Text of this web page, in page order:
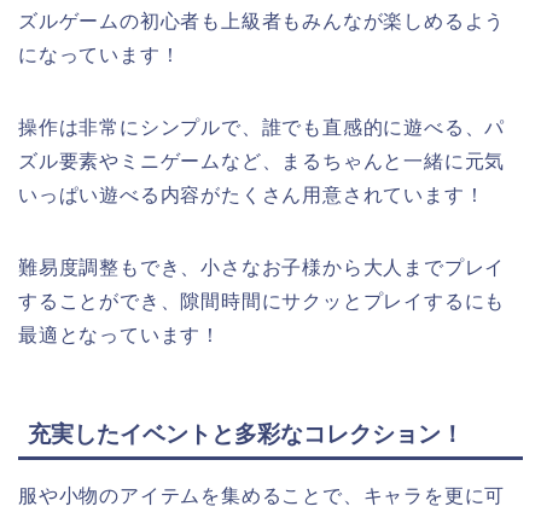
ズルゲームの初心者も上級者もみんなが楽しめるよう
になっています！
操作は非常にシンプルで、誰でも直感的に遊べる、パ
ズル要素やミニゲームなど、まるちゃんと一緒に元気
いっぱい遊べる内容がたくさん用意されています！
難易度調整もでき、小さなお子様から大人までプレイ
することができ、隙間時間にサクッとプレイするにも
最適となっています！
充実したイベントと多彩なコレクション！
服や小物のアイテムを集めることで、キャラを更に可